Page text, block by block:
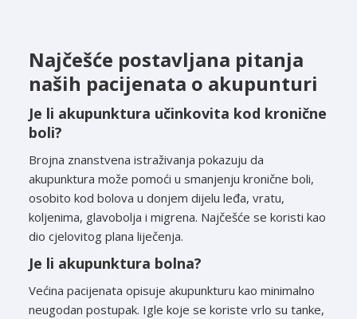
Najčešće postavljana pitanja
naših pacijenata o akupunturi
Je li akupunktura učinkovita kod kronične
boli?
Brojna znanstvena istraživanja pokazuju da
akupunktura može pomoći u smanjenju kronične boli,
osobito kod bolova u donjem dijelu leđa, vratu,
koljenima, glavobolja i migrena. Najčešće se koristi kao
dio cjelovitog plana liječenja.
Je li akupunktura bolna?
Većina pacijenata opisuje akupunkturu kao minimalno
neugodan postupak. Igle koje se koriste vrlo su tanke,